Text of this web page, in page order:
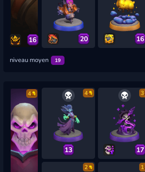
16 20 16
niveau moyen 19
4 4
13
3
17
2 1